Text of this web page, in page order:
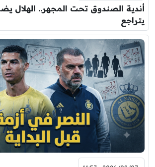
أندية الصندوق تحت المجهر.. الهلال
يتراجع